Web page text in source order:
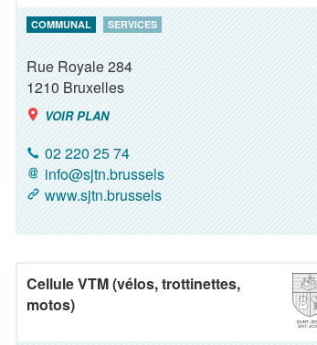
COMMUNAL SERVICES
Rue Royale 284
1210Bruxelles
VOIR PLAN
02 220 25 74
info@sjtn.brussels
www.sjtn.brussels
Cellule VTM (vélos, trottinettes,
motos)